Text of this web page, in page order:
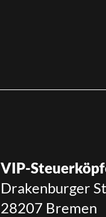
VIP-
Drakenburger
28207 Bremen